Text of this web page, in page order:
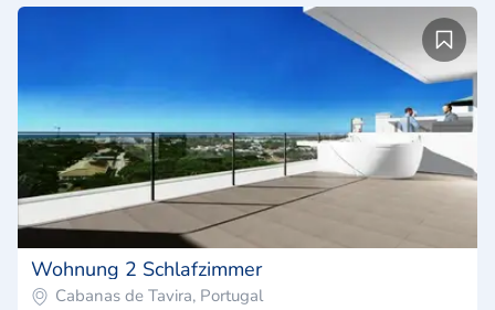
Wohnung 2 Schlafzimmer
Cabanas de Tavira, Portugal